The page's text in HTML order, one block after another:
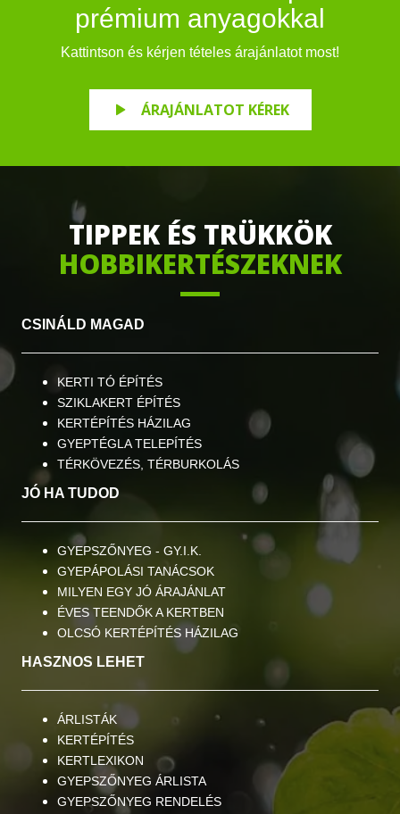
prémium anyagokkal
Kattintson és kérjen tételes árajánlatot most!
ÁRAJÁNLATOT KÉREK
TIPPEK ÉS TRÜKKÖK
HOBBIKERTÉSZEKNEK
CSINÁLD MAGAD
KERTI TÓ ÉPÍTÉS
SZIKLAKERT ÉPÍTÉS
KERTÉPÍTÉS HÁZILAG
GYEPTÉGLA TELEPÍTÉS
TÉRKÖVEZÉS, TÉRBURKOLÁS
JÓ HA TUDOD
GYEPSZŐNYEG - GY.I.K.
GYEPÁPOLÁSI TANÁCSOK
MILYEN EGY JÓ ÁRAJÁNLAT
ÉVES TEENDŐK A KERTBEN
OLCSÓ KERTÉPÍTÉS HÁZILAG
HASZNOS LEHET
ÁRLISTÁK
KERTÉPÍTÉS
KERTLEXIKON
GYEPSZŐNYEG ÁRLISTA
GYEPSZŐNYEG RENDELÉS